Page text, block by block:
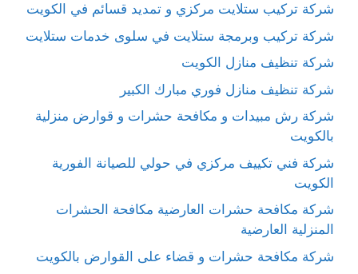
شركة تركيب ستلايت مركزي و تمديد قسائم في الكويت
شركة تركيب وبرمجة ستلايت في سلوى خدمات ستلايت
شركة تنظيف منازل الكويت
شركة تنظيف منازل فوري مبارك الكبير
شركة رش مبيدات و مكافحة حشرات و قوارض منزلية
بالكويت
شركة فني تكييف مركزي في حولي للصيانة الفورية
الكويت
شركة مكافحة حشرات العارضية مكافحة الحشرات
المنزلية العارضية
شركة مكافحة حشرات و قضاء على القوارض بالكويت